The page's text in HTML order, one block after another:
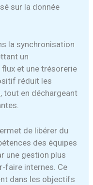
sur la donnée
la synchronisation
un
et une trésorerie
réduit les
tout en déchargeant
de libérer du
des équipes
une gestion plus
faire internes. Ce
dans les objectifs